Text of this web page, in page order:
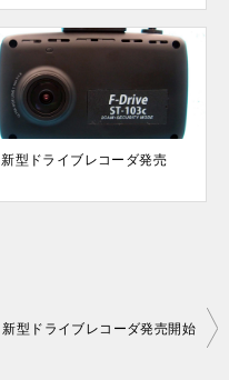
新型ドライブレコーダ発売
新型ドライブレコーダ発売開始